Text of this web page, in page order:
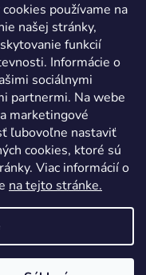
používame na
našej stránky,
funkcií
Informácie o
sociálnymi
partnermi. Na webe
marketingové
ľubovoľne nastaviť
cookies, ktoré sú
Viac informácií o
na tejto stránke.
vyhradené.Upraviť